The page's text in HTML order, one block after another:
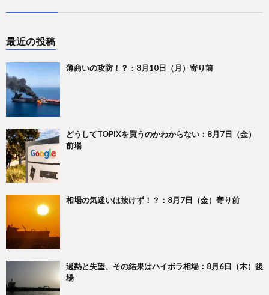
最近の投稿
薄商いの攻防！？：8月10日（月）寄り前
どうしてTOPIXを買うのかわからない：8月7日（金）
前場
相場の気迷いは抜けず！？：8月7日（金）寄り前
過熱と失望、その結果はハイボラ相場：8月6日（木）後
場